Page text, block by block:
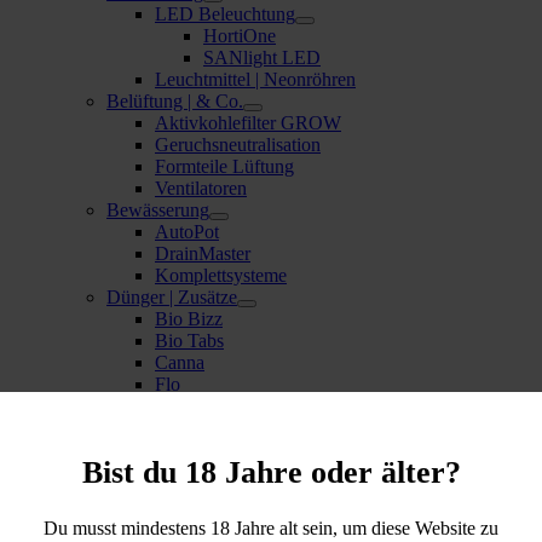
Bist du 18 Jahre oder älter?
Du musst mindestens 18 Jahre alt sein, um diese Website zu
LED Beleuchtung
HortiOne
SANlight LED
Leuchtmittel | Neonröhren
Belüftung | & Co.
Aktivkohlefilter GROW
Geruchsneutralisation
Formteile Lüftung
Ventilatoren
Bewässerung
AutoPot
DrainMaster
Komplettsysteme
Dünger | Zusätze
Bio Bizz
Bio Tabs
Canna
Flo
Terra Aquatica (GHE)
BioBizz